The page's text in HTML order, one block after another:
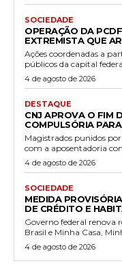
SOCIEDADE
OPERAÇÃO DA
EXTREMISTA QUE
Ações coordenadas a
públicos da capital
4 de agosto de 2026
DESTAQUE
CNJ APROVA O FIM
COMPULSÓRIA
Magistrados punidos
com a aposentadoria
4 de agosto de 2026
SOCIEDADE
MEDIDA
DE CRÉDITO E
Governo federal renova
Brasil e Minha Casa,
4 de agosto de 2026